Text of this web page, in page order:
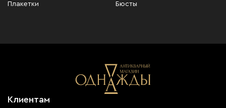
Плакетки Бюсты
Клиентам